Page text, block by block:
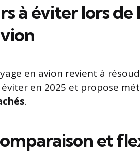
à éviter lors
en avion revient à
en 2025 et propose
.
et